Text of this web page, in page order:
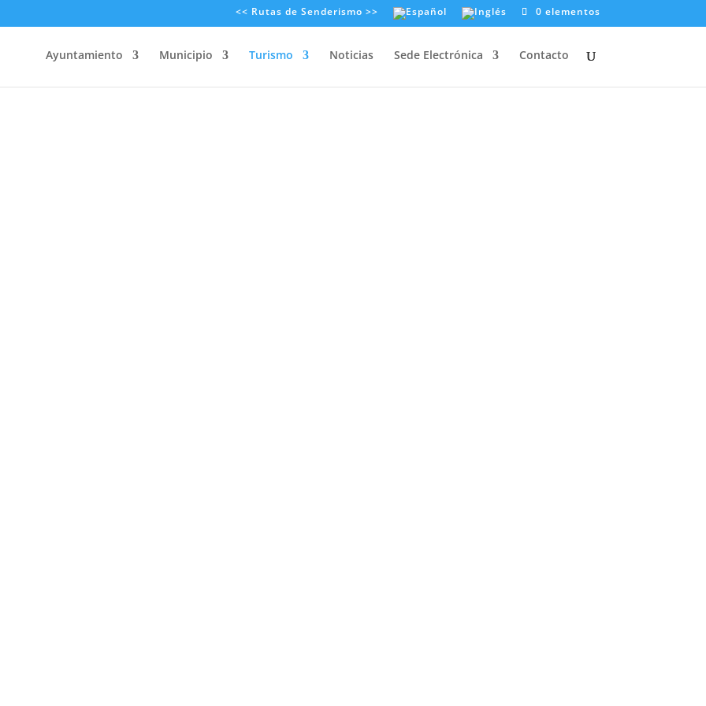
<< Rutas de Senderismo >> 0 elementos
Ayuntamiento Municipio Turismo Noticias Sede Electrónica Contacto